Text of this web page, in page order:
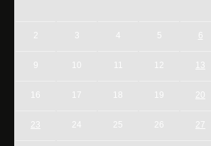
2 3 5 6
9 10 11 12 13
16 17 18 19 20
23 24 25 26 27